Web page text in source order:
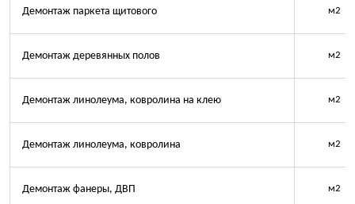
Демонтаж паркета щитового м2
Демонтаж деревянных полов м2
Демонтаж линолеума, ковролина на клею м2
Демонтаж линолеума, ковролина м2
Демонтаж фанеры, ДВП м2